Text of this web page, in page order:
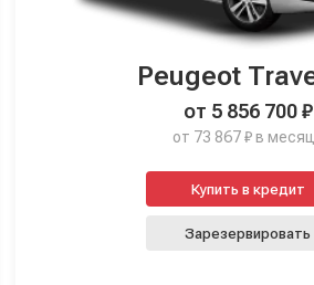
Peugeot
от 5 856 700 ₽
от 73 867 ₽ в
Купить в кредит
Зарезервировать